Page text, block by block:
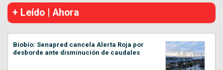
+ Leído | Ahora
Biobío: Senapred cancela Alerta Roja por
desborde ante disminución de caudales